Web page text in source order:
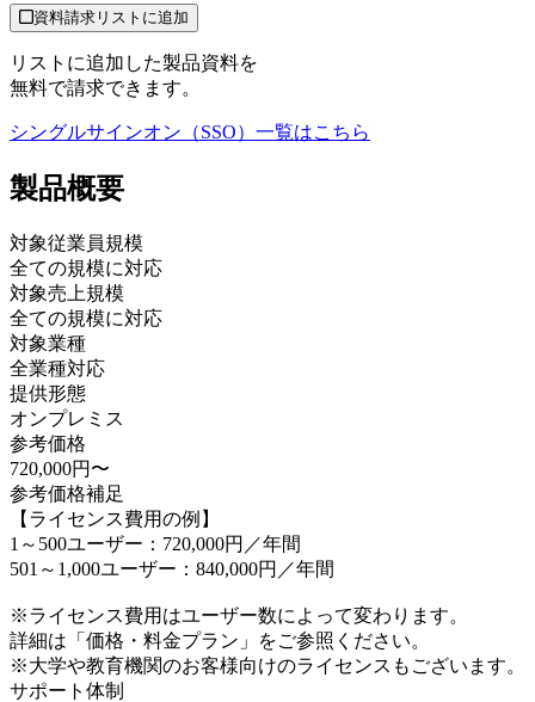
資料請求リストに追加
リストに追加した製品資料を
無料で請求できます。
シングルサインオン（SSO） 一覧はこちら
製品概要
対象従業員規模
全ての規模に対応
対象売上規模
全ての規模に対応
対象業種
全業種対応
提供形態
オンプレミス
参考価格
720,000円〜
参考価格補足
【ライセンス費用の例】
1～500ユーザー：720,000円／年間
501～1,000ユーザー：840,000円／年間
※ライセンス費用はユーザー数によって変わります。
詳細は「価格・料金プラン」をご参照ください。
※大学や教育機関のお客様向けのライセンスもございます。
サポート体制